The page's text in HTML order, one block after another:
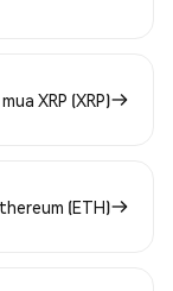
XRP (XRP)
(ETH)